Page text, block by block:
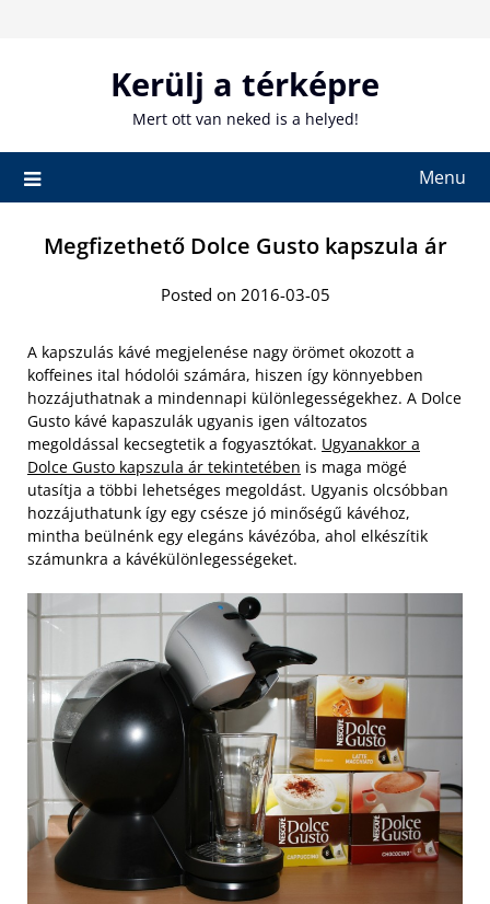
Kerülj a térképre
Mert ott van neked is a helyed!
Menu
Megfizethető Dolce Gusto kapszula ár
Posted on 2016-03-05
A kapszulás kávé megjelenése nagy örömet okozott a
koffeines ital hódolói számára, hiszen így könnyebben
hozzájuthatnak a mindennapi különlegességekhez. A Dolce
Gusto kávé kapaszulák ugyanis igen változatos
megoldással kecsegtetik a fogyasztókat. Ugyanakkor a
Dolce Gusto kapszula ár tekintetében is maga mögé
utasítja a többi lehetséges megoldást. Ugyanis olcsóbban
hozzájuthatunk így egy csésze jó minőségű kávéhoz,
mintha beülnénk egy elegáns kávézóba, ahol elkészítik
számunkra a kávékülönlegességeket.